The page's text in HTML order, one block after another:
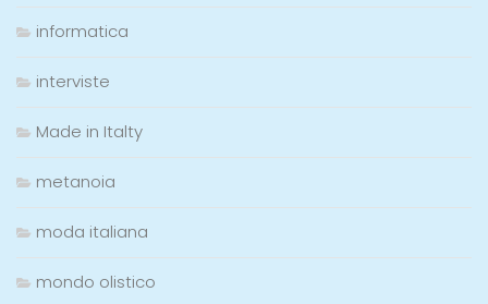
informatica
interviste
Made in Italty
metanoia
moda italiana
mondo olistico